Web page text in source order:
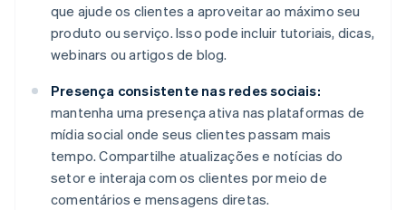
que ajude os clientes a aproveitar ao máximo seu
produto ou serviço. Isso pode incluir tutoriais, dicas,
webinars ou artigos de blog.
Presença consistente nas redes sociais:
mantenha uma presença ativa nas plataformas de
mídia social onde seus clientes passam mais
tempo. Compartilhe atualizações e notícias do
setor e interaja com os clientes por meio de
comentários e mensagens diretas.